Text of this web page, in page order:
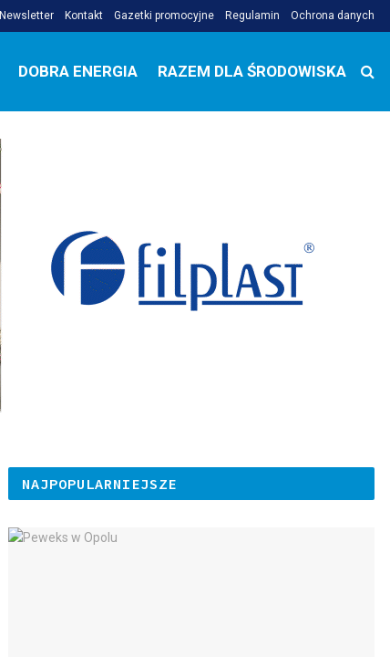
Newsletter Kontakt Gazetki promocyjne Regulamin Ochrona danych
DOBRA ENERGIA RAZEM DLA ŚRODOWISKA
NAJPOPULARNIEJSZE